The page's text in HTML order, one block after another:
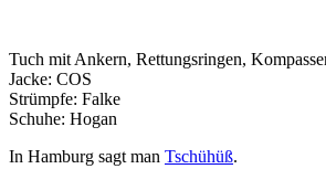
Tuch mit Ankern, Rettungsringen,
Jacke: COS
Strümpfe: Falke
Schuhe: Hogan
In Hamburg sagt man Tschühüß.